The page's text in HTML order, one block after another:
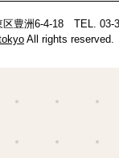
豊洲6-4-18 TEL. 03-
All rights reserved.